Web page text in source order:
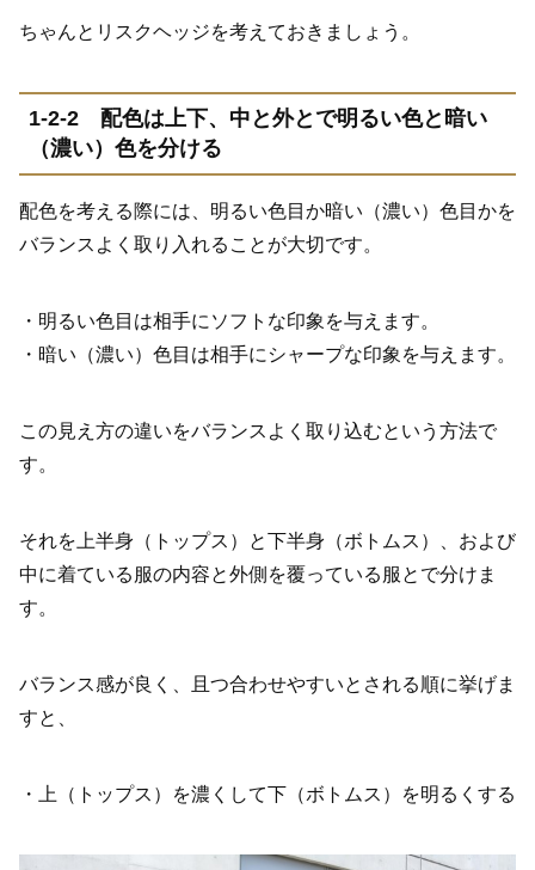
ちゃんとリスクヘッジを考えておきましょう。
1-2-2 配色は上下、中と外とで明るい色と暗い
（濃い）色を分ける
配色を考える際には、明るい色目か暗い（濃い）色目かを
バランスよく取り入れることが大切です。
・明るい色目は相手にソフトな印象を与えます。
・暗い（濃い）色目は相手にシャープな印象を与えます。
この見え方の違いをバランスよく取り込むという方法で
す。
それを上半身（トップス）と下半身（ボトムス）、および
中に着ている服の内容と外側を覆っている服とで分けま
す。
バランス感が良く、且つ合わせやすいとされる順に挙げま
すと、
・上（トップス）を濃くして下（ボトムス）を明るくする